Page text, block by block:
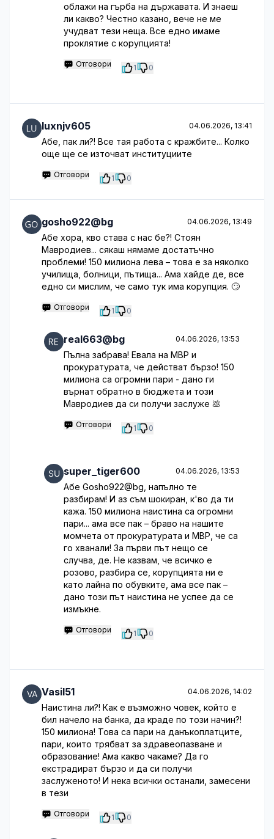
облажи на гърба на държавата. И знаеш
ли какво? Честно казано, вече не ме
учудват тези неща. Все едно имаме
проклятие с корупцията!
Отговори 1 0
luxnjv605 04.06.2026, 13:41
Абе, пак ли?! Все тая работа с кражбите... Колко
още ще се източват институциите
Отговори 1 0
gosho922@bg 04.06.2026, 13:49
Абе хора, кво става с нас бе?! Стоян
Мавродиев... сякаш нямаме достатъчно
проблеми! 150 милиона лева – това е за няколко
училища, болници, пътища... Ама хайде де, все
едно си мислим, че само тук има корупция. 🙄
Отговори 1 0
real663@bg 04.06.2026, 13:53
Пълна забрава! Евала на МВР и
прокуратурата, че действат бързо! 150
милиона са огромни пари - дано ги
върнат обратно в бюджета и този
Мавродиев да си получи заслуже 💩
Отговори 1 0
super_tiger600 04.06.2026, 13:53
Абе Goshо922@bg, напълно те
разбирам! И аз съм шокиран, к'во да ти
кажа. 150 милиона наистина са огромни
пари... ама все пак – браво на нашите
момчета от прокуратурата и МВР, че са
го хванали! За първи път нещо се
случва, де. Не казвам, че всичко е
розово, разбира се, корупцията ни е
като лайна по обувките, ама все пак –
дано този път наистина не успее да се
измъкне.
Отговори 1 0
Vasil51 04.06.2026, 14:02
Наистина ли?! Как е възможно човек, който е
бил начело на банка, да краде по този начин?!
150 милиона! Това са пари на данъкоплатците,
пари, които трябват за здравеопазване и
образование! Ама какво чакаме? Да го
екстрадират бързо и да си получи
заслуженото! И нека всички останали, замесени
в тези
Отговори 1 0